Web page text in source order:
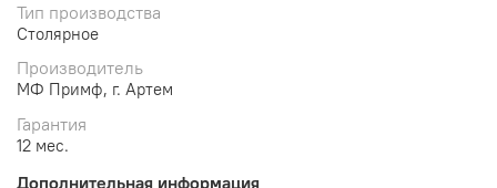
Тип производства
Столярное
Производитель
МФ Примф, г. Артем
Гарантия
12 мес.
Дополнительная информация